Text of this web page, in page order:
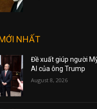
NHẤT
Đề xuất giúp người
AI của ông Trump
August 8, 2026